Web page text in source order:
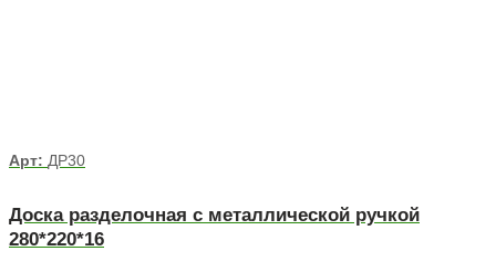
Арт: ДР30
Доска разделочная с металлической ручкой
280*220*16